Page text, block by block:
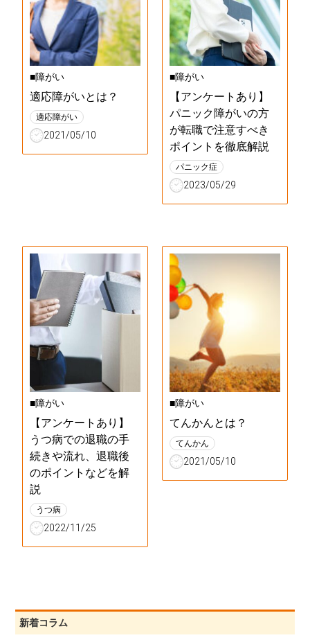
■障がい
適応障がいとは？
適応障がい
2021/05/10
■障がい
【アンケートあり】
パニック障がいの方
が転職で注意すべき
ポイントを徹底解説
パニック症
2023/05/29
■障がい
【アンケートあり】
うつ病での退職の手
続きや流れ、退職後
のポイントなどを解
説
うつ病
2022/11/25
■障がい
てんかんとは？
てんかん
2021/05/10
新着コラム